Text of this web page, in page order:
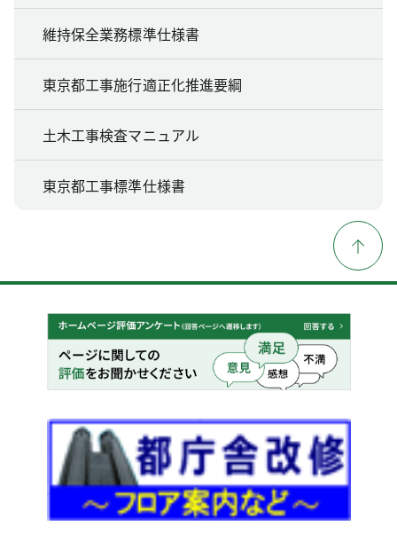
維持保全業務標準仕様書
東京都工事施行適正化推進要綱
土木工事検査マニュアル
東京都工事標準仕様書